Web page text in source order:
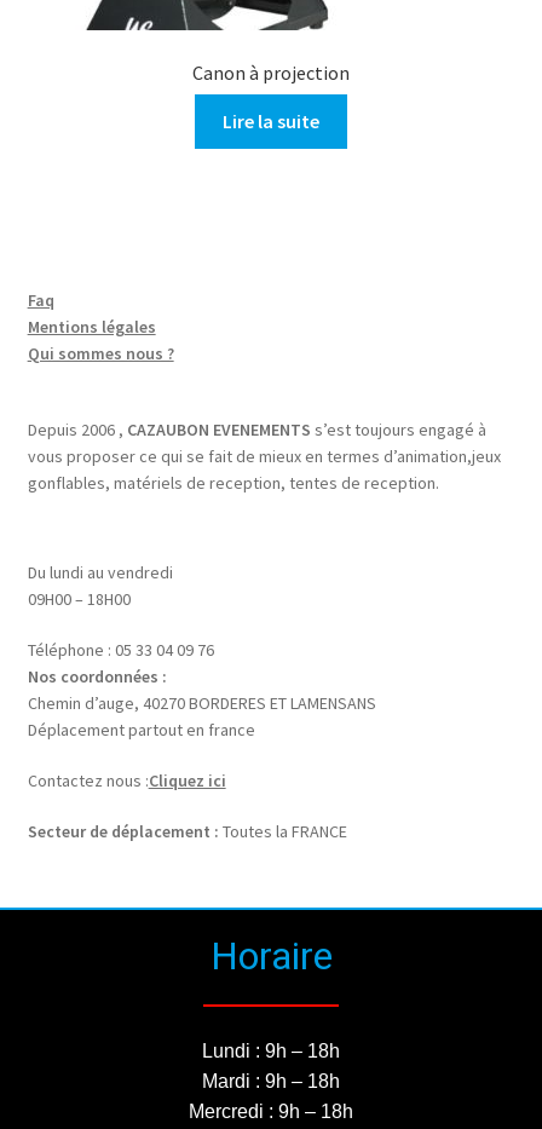
Canon à projection
Lire la suite
Faq
Mentions légales
Qui sommes nous ?
Depuis 2006 , CAZAUBON EVENEMENTS s’est toujours engagé à
vous proposer ce qui se fait de mieux en termes d’animation,jeux
gonflables, matériels de reception, tentes de reception.
Du lundi au vendredi
09H00 – 18H00
Téléphone : 05 33 04 09 76
Nos coordonnées :
Chemin d’auge, 40270 BORDERES ET LAMENSANS
Déplacement partout en france
Contactez nous :Cliquez ici
Secteur de déplacement : Toutes la FRANCE
Horaire
Lundi : 9h – 18h
Mardi : 9h – 18h
Mercredi : 9h – 18h